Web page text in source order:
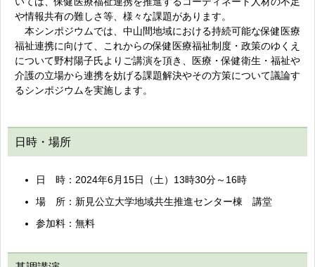
や情報共有の難しさ等、様々な課題があります。
本シンポジウムでは、中山間地域における持続可能な保健医療
福祉連携に向けて、これからの保健医療福祉制度・政策のゆくえ
について野村陽子氏よりご講演を頂き、医療・保健衛生・福祉や
介護の立場から連携を妨げる課題解決やその方策について議論す
るシンポジウムを実施します。
日時・場所
日 時：2024年6月15日（土）13時30分～16時
場 所：新見公立大学地域共生推進センター棟 講堂
参加料：無料